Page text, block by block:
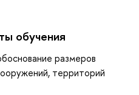
обучения
размеров
территорий